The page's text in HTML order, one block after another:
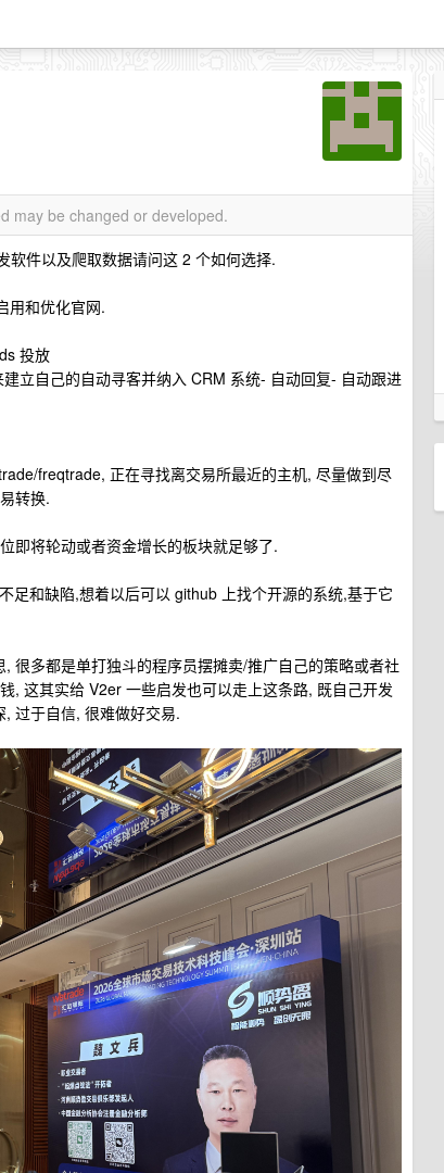
may be changed or developed.
件以及爬取数据请问这 2 个如何选择.
用和优化官网.
投放
立自己的自动寻客并纳入 CRM 系统- 自动回复- 自动跟进
freqtrade, 正在寻找离交易所最近的主机, 尽量做到尽
转换.
即将轮动或者资金增长的板块就足够了.
足和缺陷,想着以后可以 github 上找个开源的系统,基于它
很多都是单打独斗的程序员摆摊卖/推广自己的策略或者社
, 这其实给 V2er 一些启发也可以走上这条路, 既自己开发
过于自信, 很难做好交易.